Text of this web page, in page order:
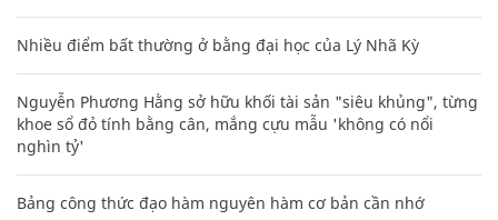
Nhiều điểm bất thường ở bằng đại học của Lý Nhã Kỳ
Nguyễn Phương Hằng sở hữu khối tài sản "siêu khủng", từng
khoe sổ đỏ tính bằng cân, mắng cựu mẫu 'không có nổi
nghìn tỷ'
Bảng công thức đạo hàm nguyên hàm cơ bản cần nhớ